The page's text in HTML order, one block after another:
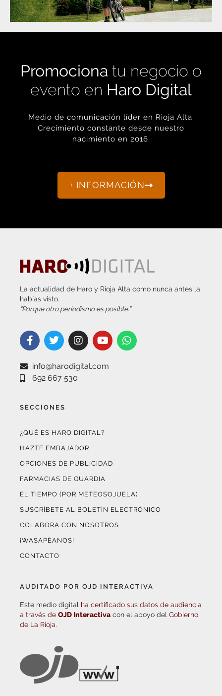
Promociona tu negocio o
evento en Haro Digital
Medio de comunicación líder en Rioja Alta.
Crecimiento constante desde nuestro
nacimiento en 2016.
+ INFORMACIÓN
La actualidad de Haro y Rioja Alta como nunca antes la
habías visto.
“Porque otro periodismo es posible.”
info@harodigital.com
692 667 530
SECCIONES
¿QUÉ ES HARO DIGITAL?
HAZTE EMBAJADOR
OPCIONES DE PUBLICIDAD
FARMACIAS DE GUARDIA
EL TIEMPO (POR METEOSOJUELA)
SUSCRÍBETE AL BOLETÍN ELECTRÓNICO
COLABORA CON NOSOTROS
¡WASAPÉANOS!
CONTACTO
AUDITADO POR OJD INTERACTIVA
Este medio digital ha certificado sus datos de audiencia
a través de OJD Interactiva con el apoyo del Gobierno
de La Rioja.